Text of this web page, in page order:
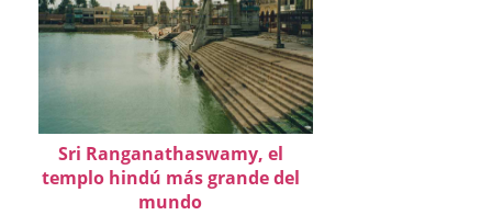
Sri Ranganathaswamy, el
templo hindú más grande del
mundo